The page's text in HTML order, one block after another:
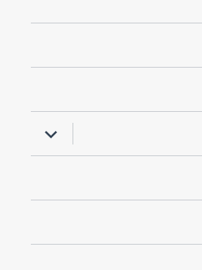
הצג
תפריט